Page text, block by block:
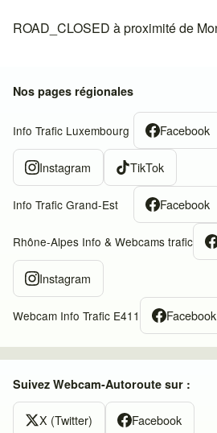
ROAD_CLOSED à proximité de
Nos pages régionales
Info Trafic Luxembourg Facebook
Instagram TikTok
Info Trafic Grand-Est Facebook
Rhône-Alpes Info & Webcams trafic
Instagram
Webcam Info Trafic E411 Facebook
Suivez Webcam-Autoroute sur :
X (Twitter) Facebook